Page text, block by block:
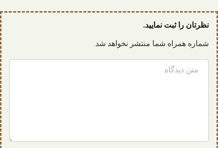
نظرتان را ثبت نمایید.
شماره همراه شما منتشر نخواهد شد.